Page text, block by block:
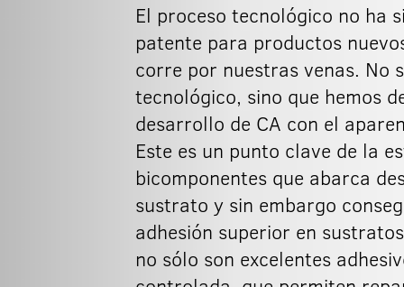
El proceso tecnológico no ha
patente para productos
corre por nuestras venas. No
tecnológico, sino que hemos
desarrollo de CA con el
Este es un punto clave de la
bicomponentes que abarca
sustrato y sin embargo
adhesión superior en
no sólo son excelentes